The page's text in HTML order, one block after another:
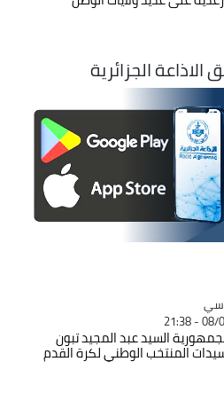
الجزائرية
السيد عبد المجيد تبون
المنتخب الوطني لكرة القدم